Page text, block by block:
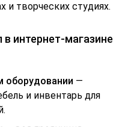
и творческих студиях.
интернет-магазине
оборудовании —
и инвентарь для